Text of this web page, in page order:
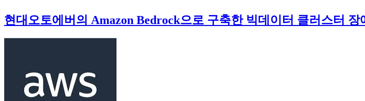
현대오토에버의 Amazon Bedrock으로 구축한 빅데이터 클러스터 장